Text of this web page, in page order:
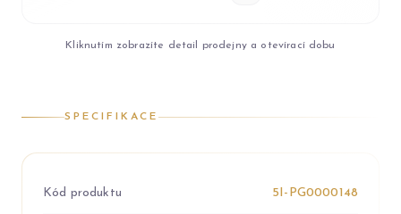
Kliknutím zobrazíte detail prodejny a otevírací dobu
SPECIFIKACE
Kód produktu 5I-PG0000148